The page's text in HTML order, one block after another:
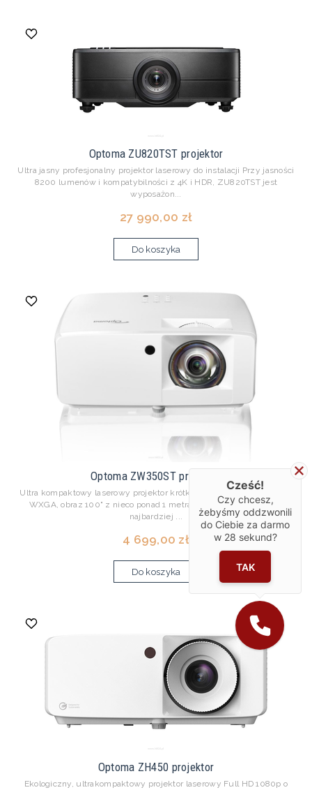
Optoma ZU820TST projektor
Ultra jasny profesjonalny projektor laserowy do instalacji Przy jasności
8200 lumenów i kompatybilności z 4K i HDR, ZU820TST jest
wyposażon...
27 990,00 zł
Do koszyka
Optoma ZW350ST projektor
Ultra kompaktowy laserowy projektor krótkiego rzutu, rozdzielczość
WXGA, obraz 100" z nieco ponad 1 metra ZW350ST to jak dotąd
najbardziej ...
4 699,00 zł
Do koszyka
Optoma ZH450 projektor
Ekologiczny, ultrakompaktowy projektor laserowy Full HD 1080p o
Cześć!
Czy chcesz,
żebyśmy oddzwonili
do Ciebie za darmo
w 28 sekund?
TAK